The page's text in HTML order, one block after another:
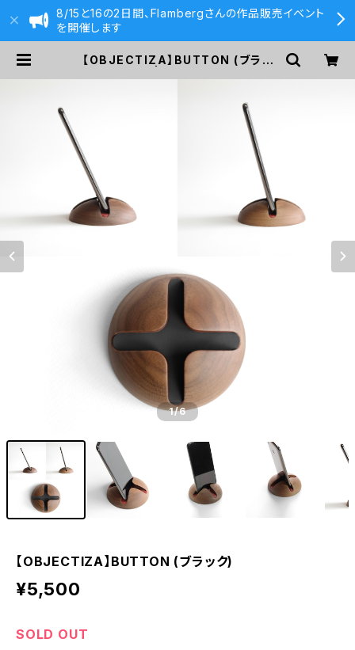
8/15と16の2日間、Flambergさんの作品販売イベント
を開催します
【OBJECTIZA】BUTTON (ブラッ
1/6
【OBJECTIZA】BUTTON (ブラック)
¥5,500
SOLD OUT